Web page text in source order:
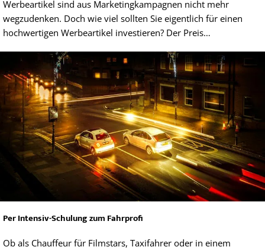
Werbeartikel sind aus Marketingkampagnen nicht mehr
wegzudenken. Doch wie viel sollten Sie eigentlich für einen
hochwertigen Werbeartikel investieren? Der Preis…
Per Intensiv-Schulung zum Fahrprofi
Ob als Chauffeur für Filmstars, Taxifahrer oder in einem